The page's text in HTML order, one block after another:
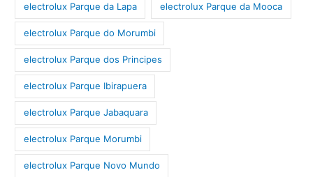
electrolux Parque da Lapa electrolux Parque da Mooca
electrolux Parque do Morumbi
electrolux Parque dos Principes
electrolux Parque Ibirapuera
electrolux Parque Jabaquara
electrolux Parque Morumbi
electrolux Parque Novo Mundo